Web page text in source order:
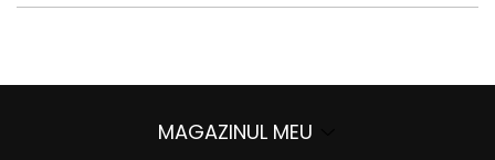
MAGAZINUL MEU